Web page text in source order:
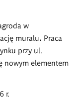
w
muralu. Praca
przy ul.
nowym elementem
r.